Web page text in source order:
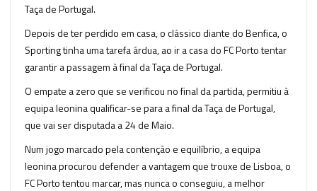
Taça de Portugal.
Depois de ter perdido em casa, o clássico diante do Benfica, o
Sporting tinha uma tarefa árdua, ao ir a casa do FC Porto tentar
garantir a passagem à final da Taça de Portugal.
O empate a zero que se verificou no final da partida, permitiu à
equipa leonina qualificar-se para a final da Taça de Portugal,
que vai ser disputada a 24 de Maio.
Num jogo marcado pela contenção e equilíbrio, a equipa
leonina procurou defender a vantagem que trouxe de Lisboa, o
FC Porto tentou marcar, mas nunca o conseguiu, a melhor